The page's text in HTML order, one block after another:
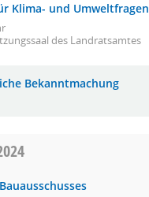
Klima- und Umweltfragen
des Landratsamtes
Bekanntmachung